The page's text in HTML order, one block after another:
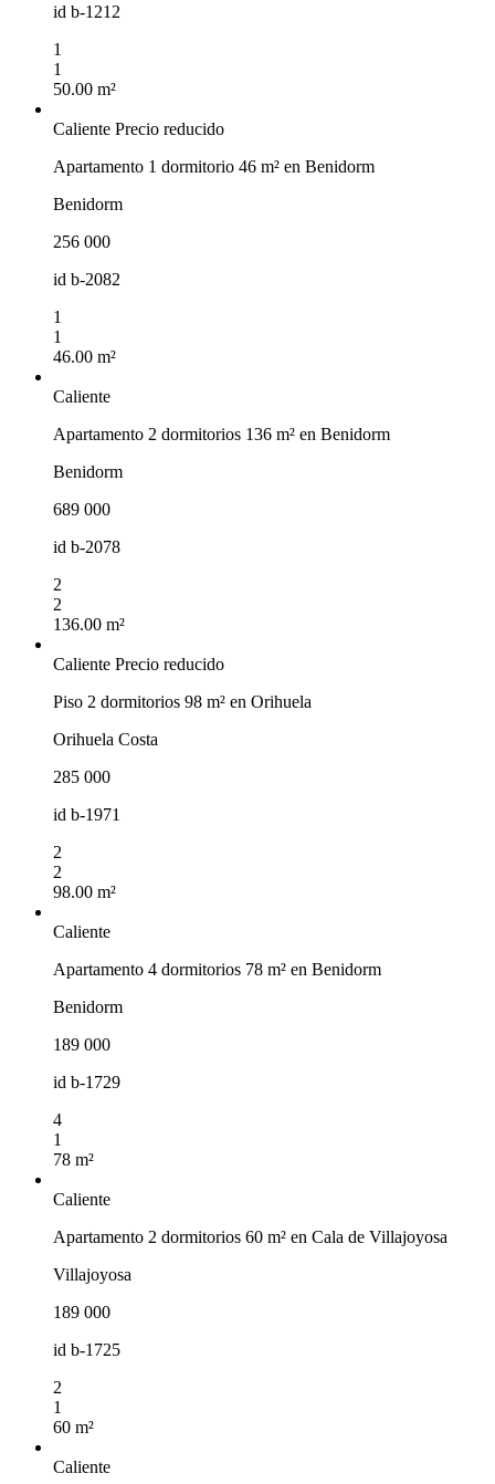
id b-1212
1
1
50.00 m²
Caliente Precio reducido
Apartamento 1 dormitorio 46 m² en Benidorm
Benidorm
256 000
id b-2082
1
1
46.00 m²
Caliente
Apartamento 2 dormitorios 136 m² en Benidorm
Benidorm
689 000
id b-2078
2
2
136.00 m²
Caliente Precio reducido
Piso 2 dormitorios 98 m² en Orihuela
Orihuela Costa
285 000
id b-1971
2
2
98.00 m²
Caliente
Apartamento 4 dormitorios 78 m² en Benidorm
Benidorm
189 000
id b-1729
4
1
78 m²
Caliente
Apartamento 2 dormitorios 60 m² en Cala de Villajoyosa
Villajoyosa
189 000
id b-1725
2
1
60 m²
Caliente